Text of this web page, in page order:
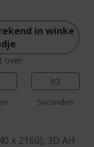
in winke
over:
03
Seconden
x 2160), 3D AH